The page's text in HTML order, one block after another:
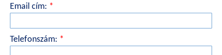
Email cím: *
Telefonszám: *